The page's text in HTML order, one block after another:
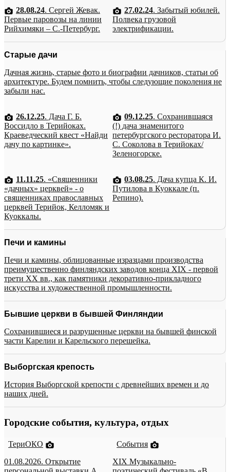
28.08.24. Сергей Жевак.
Первые паровозы на линии
Рийхимяки – С.-Петербург.
27.02.24. Забытый юбилей.
Полвека грузовой
электрификации.
Старые дачи
Дачная жизнь, старые фото и биографии дачников, статьи об
архитектуре. Будем помнить, чтобы следующие поколения не
забыли нас.
26.12.25. Дача Г. Б.
Воссидло в Терийоках.
Краеведческий квест «Найди
дачу по картинке».
09.12.25. Сохранившаяся
(!) дача знаменитого
петербургского ресторатора И.
С. Соколова в Терийоках/
Зеленогорске.
11.11.25. «Священники
«дачных» церквей» - о
священниках православных
церквей Терийок, Келломяк и
Куоккалы.
03.08.25. Дача купца К. И.
Путилова в Куоккале (п.
Репино).
Печи и камины
Печи и камины, облицованные изразцами производства
преимущественно финляндских заводов конца XIX - первой
трети XX вв., как памятники декоративно-прикладного
искусства и художественной промышленности.
Бывшие церкви в бывшей Финляндии
Сохранившиеся и разрушенные церкви на бывшей финской
части Карелии и Карельского перешейка.
Выборгская крепость
История Выборгской крепости с древнейших времен и до
наших дней.
Городские события, культура, отдых
ТериОКО
01.08.2026. Открытие
События
XIX Музыкально-